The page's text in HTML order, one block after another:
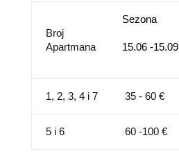
Broj
Apartmana
Sezona
15.06 -15.09
1, 2, 3, 4 i 7 35 - 60 €
5 i 6 60 -100 €